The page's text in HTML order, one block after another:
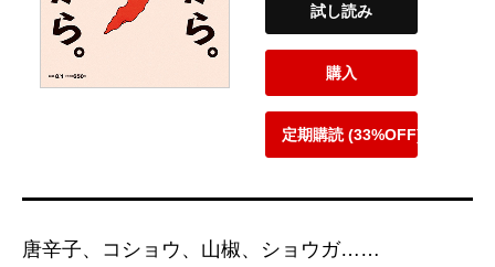
試し読み
購入
定期購読 (33%OFF)
唐辛子、コショウ、山椒、ショウガ……